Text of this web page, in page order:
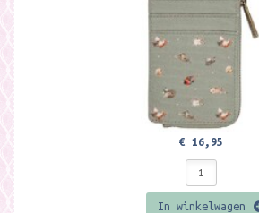
€ 16,95
In winkelwagen